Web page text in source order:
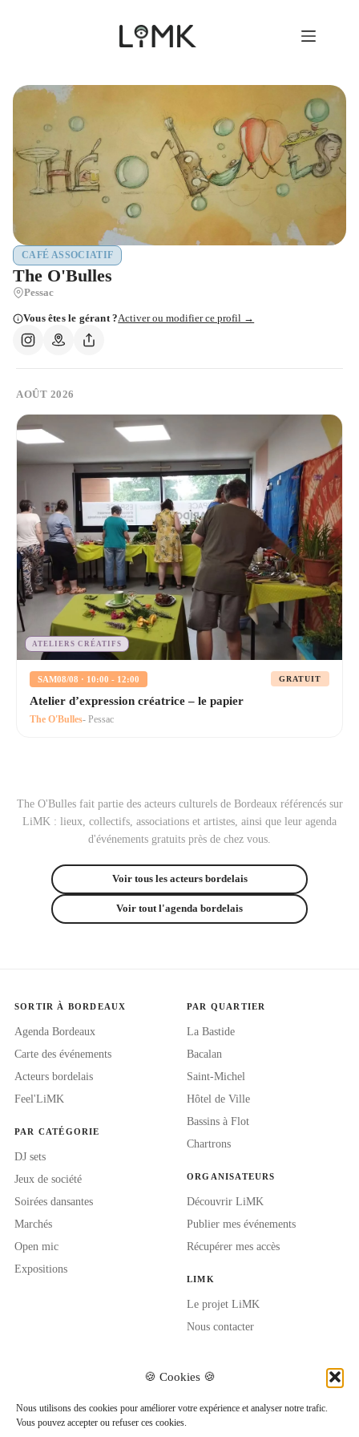
🍪 Cookies 🍪
Nous utilisons des cookies pour améliorer votre expérience et analyser notre trafic.
Vous pouvez accepter ou refuser ces cookies.
CAFÉ ASSOCIATIF
The O'Bulles
Pessac
Vous êtes le gérant ?Activer ou modifier ce profil →
AOÛT 2026
ATELIERS CRÉATIFS
SAM08/08 · 10:00 - 12:00 GRATUIT
Atelier d’expression créatrice – le papier
The O'Bulles- Pessac
The O'Bulles fait partie des acteurs culturels de Bordeaux référencés sur
LiMK : lieux, collectifs, associations et artistes, ainsi que leur agenda
d'événements gratuits près de chez vous.
Voir tous les acteurs bordelais
Voir tout l'agenda bordelais
SORTIR À BORDEAUX
Agenda Bordeaux
Carte des événements
Acteurs bordelais
Feel'LiMK
PAR CATÉGORIE
DJ sets
Jeux de société
Soirées dansantes
Marchés
Open mic
Expositions
PAR QUARTIER
La Bastide
Bacalan
Saint-Michel
Hôtel de Ville
Bassins à Flot
Chartrons
ORGANISATEURS
Découvrir LiMK
Publier mes événements
Récupérer mes accès
LIMK
Le projet LiMK
Nous contacter
REJOINDRE LA COMMUNAUTÉ